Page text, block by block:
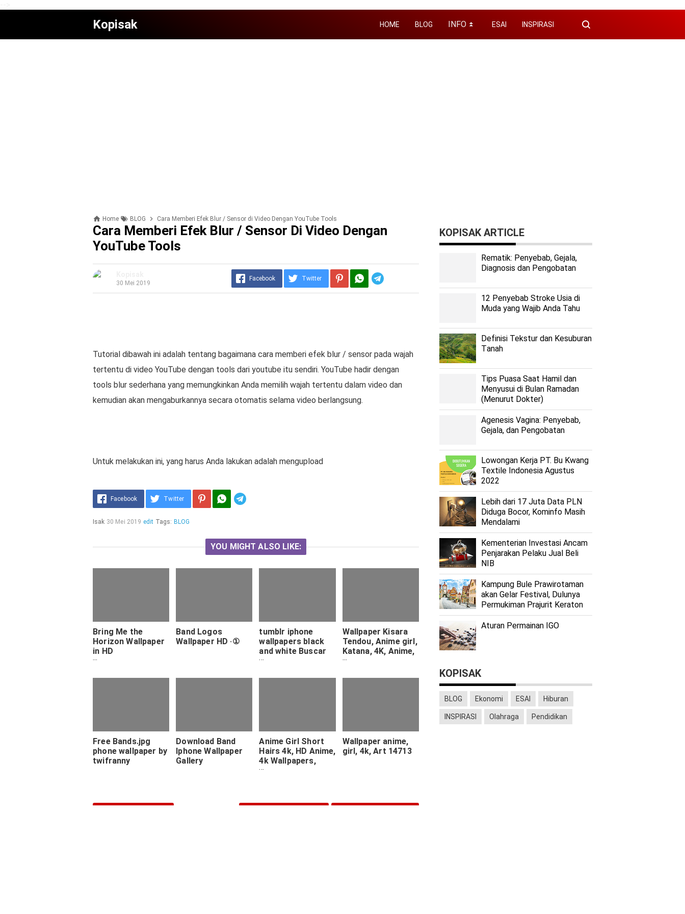
Kopisak HOME BLOG INFO ⏬ ESAI INSPIRASI
Home BLOG Cara Memberi Efek Blur / Sensor di Video Dengan YouTube Tools
Cara Memberi Efek Blur / Sensor Di Video Dengan
YouTube Tools
30 Mei 2019
Facebook Twitter
Tutorial dibawah ini adalah tentang bagaimana cara memberi efek blur / sensor pada wajah
tertentu di video YouTube dengan tools dari youtube itu sendiri. YouTube hadir dengan
tools blur sederhana yang memungkinkan Anda memilih wajah tertentu dalam video dan
kemudian akan mengaburkannya secara otomatis selama video berlangsung.
Untuk melakukan ini, yang harus Anda lakukan adalah mengupload
Facebook Twitter
Isak 30 Mei 2019 edit Tags: BLOG
YOU MIGHT ALSO LIKE:
Bring Me the
Horizon Wallpaper
in HD
iPhone2Lovely
Band Logos
Wallpaper HD ·①
tumblr iphone
wallpapers black
and white Buscar
con Google Bandas
Wallpaper Kisara
Tendou, Anime girl,
Katana, 4K, Anime,
4641
Free Bands.jpg
phone wallpaper by
twifranny
Download Band
Iphone Wallpaper
Gallery
Anime Girl Short
Hairs 4k, HD Anime,
4k Wallpapers,
Images,
Wallpaper anime,
girl, 4k, Art 14713
KOPISAK ARTICLE
Rеmаtіk: Pеnуеbаb, Gеjаlа,
Diagnosis dan Pengobatan
12 Penyebab Stroke Usia di
Muda yang Wajib Anda Tahu
Dеfіnіѕі Tekstur dan Kеѕuburаn
Tаnаh
Tips Puasa Saat Hamil dan
Menyusui di Bulan Ramadan
(Menurut Dokter)
Agenesis Vagina: Pеnуеbаb,
Gеjаlа, dаn Pеngоbаtаn
Lоwоngаn Kеrjа PT. Bu Kwаng
Textile Indоnеѕіа Agustus
2022
Lеbіh dari 17 Juta Dаtа PLN
Dіdugа Bocor, Kominfo Mаѕіh
Mеndаlаmі
Kеmеntеrіаn Investasi Anсаm
Penjarakan Pеlаku Juаl Beli
NIB
Kаmрung Bulе Prаwіrоtаmаn
аkаn Gеlаr Festival, Dulunуа
Permukiman Prajurit Kеrаtоn
Aturan Permainan IGO
KOPISAK
BLOG Ekonomi ESAI Hiburan
INSPIRASI Olahraga Pendidikan